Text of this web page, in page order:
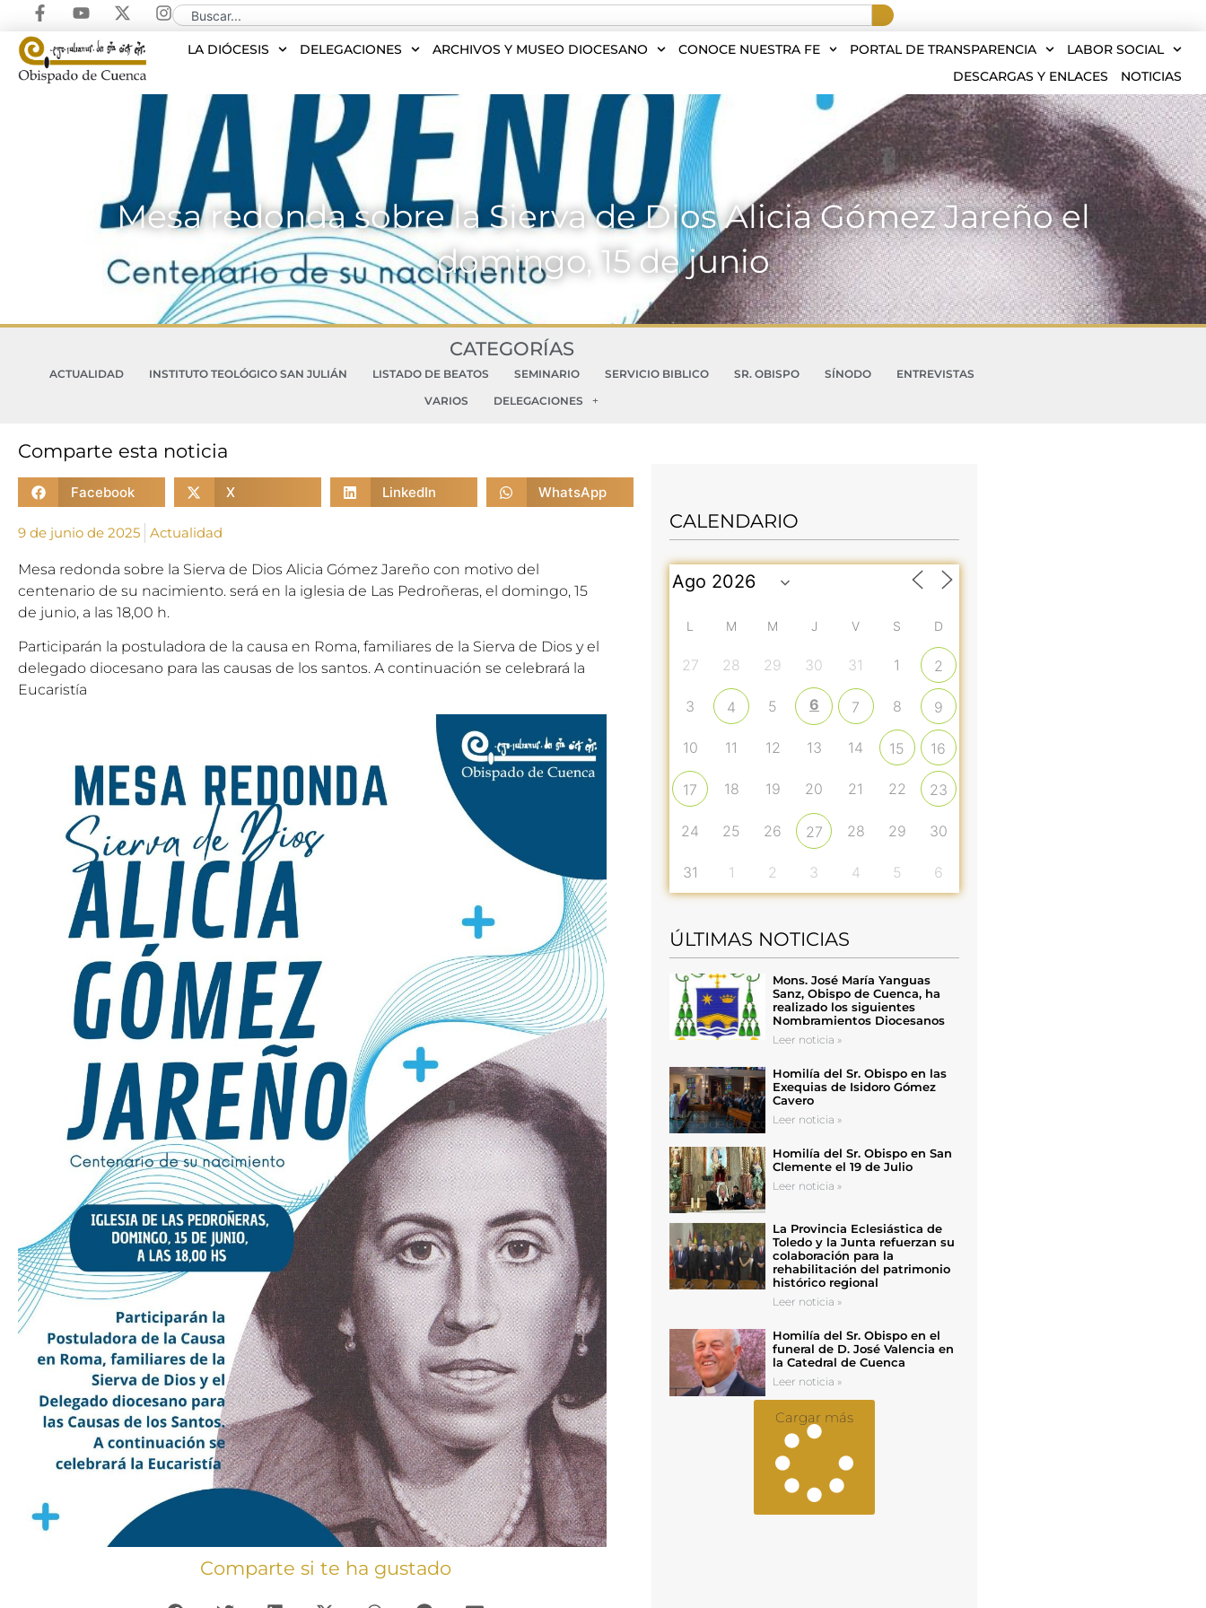
LA DIÓCESIS DELEGACIONES ARCHIVOS Y MUSEO DIOCESANO CONOCE NUESTRA FE PORTAL DE TRANSPARENCIA
LABOR SOCIAL
DESCARGAS Y ENLACES
NOTICIAS
Mesa redonda sobre la Sierva de Dios Alicia Gómez Jareño el
domingo, 15 de junio
CATEGORÍAS
ACTUALIDAD INSTITUTO TEOLÓGICO SAN JULIÁN LISTADO DE BEATOS SEMINARIO SERVICIO BIBLICO SR. OBISPO SÍNODO
ENTREVISTAS
VARIOS
DELEGACIONES
Comparte esta noticia
Facebook X LinkedIn WhatsApp
9 de junio de 2025 Actualidad
Mesa redonda sobre la Sierva de Dios Alicia Gómez Jareño con motivo del
centenario de su nacimiento. será en la iglesia de Las Pedroñeras, el domingo, 15
de junio, a las 18,00 h.
Participarán la postuladora de la causa en Roma, familiares de la Sierva de Dios y el
delegado diocesano para las causas de los santos. A continuación se celebrará la
Eucaristía
Comparte si te ha gustado
CALENDARIO
L M M J V S D
27 28 29 30 31 1 2
3 4 5 6 7 8 9
10 11 12 13 14 15 16
17 18 19 20 21 22 23
24 25 26 27 28 29 30
31 1 2 3 4 5 6
ÚLTIMAS NOTICIAS
Mons. José María Yanguas
Sanz, Obispo de Cuenca, ha
realizado los siguientes
Nombramientos Diocesanos
Leer noticia »
Homilía del Sr. Obispo en las
Exequias de Isidoro Gómez
Cavero
Leer noticia »
Homilía del Sr. Obispo en San
Clemente el 19 de Julio
Leer noticia »
La Provincia Eclesiástica de
Toledo y la Junta refuerzan su
colaboración para la
rehabilitación del patrimonio
histórico regional
Leer noticia »
Homilía del Sr. Obispo en el
funeral de D. José Valencia en
la Catedral de Cuenca
Leer noticia »
Cargar más